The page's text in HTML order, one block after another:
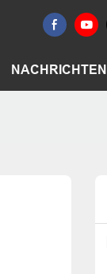
NACHRICHTEN